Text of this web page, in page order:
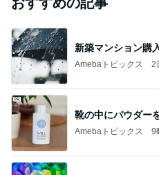
新築マンション購
Amebaトピックス 2
靴の中にパウダー
Amebaトピックス 9